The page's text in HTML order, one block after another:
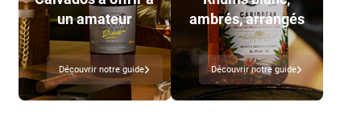
un amateur
Découvrir notre guide
ambrés, arrangés
Découvrir notre guide